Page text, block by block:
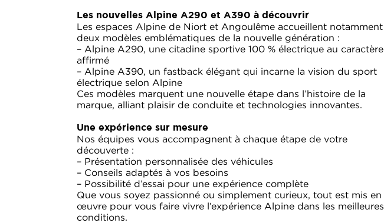
Les nouvelles Alpine A290 et A390 à découvrir
Les espaces Alpine de Niort et Angoulême accueillent notamment
deux modèles emblématiques de la nouvelle génération :
– Alpine A290, une citadine sportive 100 % électrique au caractère
affirmé
– Alpine A390, un fastback élégant qui incarne la vision du sport
électrique selon Alpine
Ces modèles marquent une nouvelle étape dans l’histoire de la
marque, alliant plaisir de conduite et technologies innovantes.
Une expérience sur mesure
Nos équipes vous accompagnent à chaque étape de votre
découverte :
– Présentation personnalisée des véhicules
– Conseils adaptés à vos besoins
– Possibilité d’essai pour une expérience complète
Que vous soyez passionné ou simplement curieux, tout est mis en
œuvre pour vous faire vivre l’expérience Alpine dans les meilleures
conditions.